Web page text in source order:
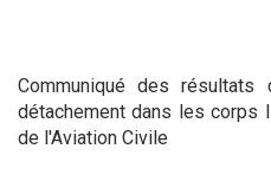
Communiqué des résultats
détachement dans les corps
de l'Aviation Civile